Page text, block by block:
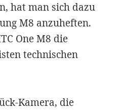
hat man sich dazu
M8 anzuheften.
One M8 die
technischen
Kamera, die